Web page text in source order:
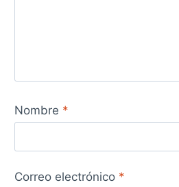
Nombre *
Correo electrónico *